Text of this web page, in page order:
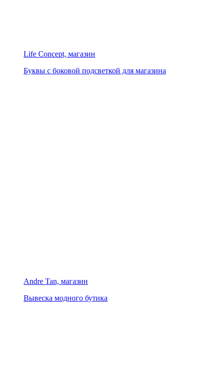
Life Concept, магазин
Буквы с боковой подсветкой для магазина
Andre Tan, магазин
Вывеска модного бутика